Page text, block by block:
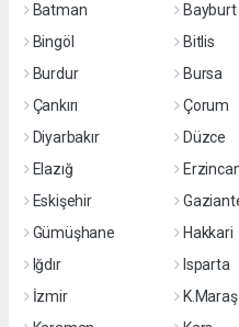
Batman
Bayburt
Bingöl
Bitlis
Burdur
Bursa
Çankırı
Çorum
Diyarbakır
Düzce
Elazığ
Eskişehir
Gümüşhane
Hakkari
Iğdır
Isparta
İzmir
K.Maraş